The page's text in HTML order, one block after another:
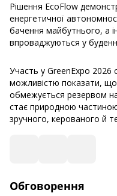
Рішення EcoFlow
енергетичної
бачення майбутнього, а
впроваджуються у
Участь у GreenExpo 2026
можливістю показати,
обмежується резервом
стає природною
зручного, керованого й
Обговорення